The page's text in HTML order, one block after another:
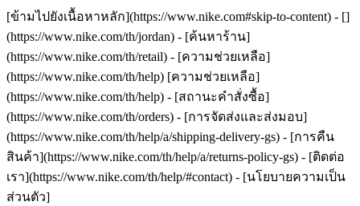
[ข้ามไปยังเนื้อหาหลัก](https://www.nike.com#skip-to-content) - []
(https://www.nike.com/th/jordan) - [ค้นหาร้าน]
(https://www.nike.com/th/retail) - [ความช่วยเหลือ]
(https://www.nike.com/th/help) [ความช่วยเหลือ]
(https://www.nike.com/th/help) - [สถานะคำสั่งซื้อ]
(https://www.nike.com/th/orders) - [การจัดส่งและส่งมอบ]
(https://www.nike.com/th/help/a/shipping-delivery-gs) - [การคืน
สินค้า](https://www.nike.com/th/help/a/returns-policy-gs) - [ติดต่อ
เรา](https://www.nike.com/th/help/#contact) - [นโยบายความเป็น
ส่วนตัว]